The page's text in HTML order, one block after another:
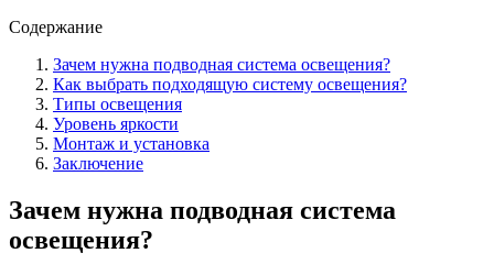
Содержание
Зачем нужна подводная система освещения?
Как выбрать подходящую систему освещения?
Типы освещения
Уровень яркости
Монтаж и установка
Заключение
Зачем нужна подводная система
освещения?